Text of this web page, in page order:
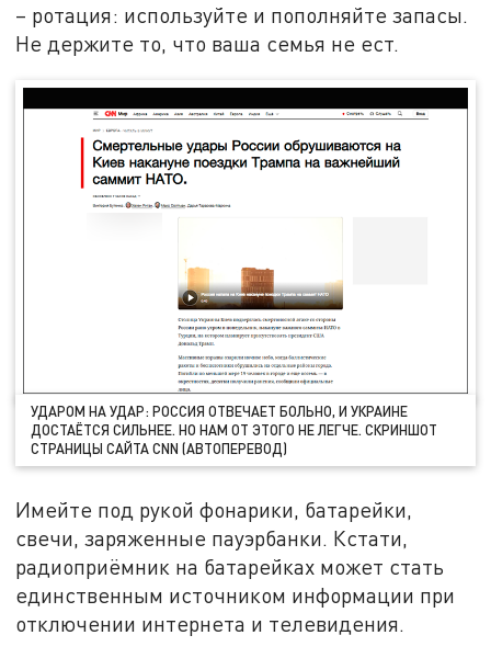
– ротация: используйте и пополняйте запасы.
Не держите то, что ваша семья не ест.
УДАРОМ НА УДАР: РОССИЯ ОТВЕЧАЕТ БОЛЬНО, И УКРАИНЕ
ДОСТАЁТСЯ СИЛЬНЕЕ. НО НАМ ОТ ЭТОГО НЕ ЛЕГЧЕ. СКРИНШОТ
СТРАНИЦЫ САЙТА CNN (АВТОПЕРЕВОД)
Имейте под рукой фонарики, батарейки,
свечи, заряженные пауэрбанки. Кстати,
радиоприёмник на батарейках может стать
единственным источником информации при
отключении интернета и телевидения.